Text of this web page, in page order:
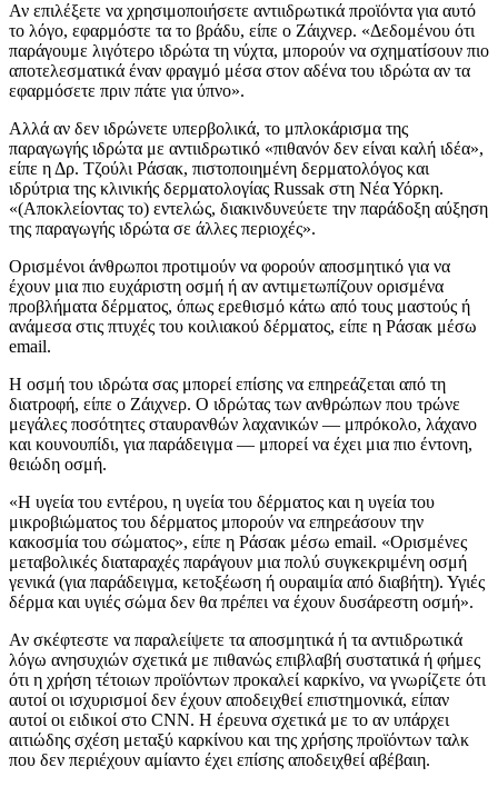
Αν επιλέξετε να χρησιμοποιήσετε αντιιδρωτικά προϊόντα για αυτό
το λόγο, εφαρμόστε τα το βράδυ, είπε ο Ζάιχνερ. «Δεδομένου ότι
παράγουμε λιγότερο ιδρώτα τη νύχτα, μπορούν να σχηματίσουν πιο
αποτελεσματικά έναν φραγμό μέσα στον αδένα του ιδρώτα αν τα
εφαρμόσετε πριν πάτε για ύπνο».
Αλλά αν δεν ιδρώνετε υπερβολικά, το μπλοκάρισμα της
παραγωγής ιδρώτα με αντιιδρωτικό «πιθανόν δεν είναι καλή ιδέα»,
είπε η Δρ. Τζούλι Ράσακ, πιστοποιημένη δερματολόγος και
ιδρύτρια της κλινικής δερματολογίας Russak στη Νέα Υόρκη.
«(Αποκλείοντας το) εντελώς, διακινδυνεύετε την παράδοξη αύξηση
της παραγωγής ιδρώτα σε άλλες περιοχές».
Ορισμένοι άνθρωποι προτιμούν να φορούν αποσμητικό για να
έχουν μια πιο ευχάριστη οσμή ή αν αντιμετωπίζουν ορισμένα
προβλήματα δέρματος, όπως ερεθισμό κάτω από τους μαστούς ή
ανάμεσα στις πτυχές του κοιλιακού δέρματος, είπε η Ράσακ μέσω
email.
Η οσμή του ιδρώτα σας μπορεί επίσης να επηρεάζεται από τη
διατροφή, είπε ο Ζάιχνερ. Ο ιδρώτας των ανθρώπων που τρώνε
μεγάλες ποσότητες σταυρανθών λαχανικών — μπρόκολο, λάχανο
και κουνουπίδι, για παράδειγμα — μπορεί να έχει μια πιο έντονη,
θειώδη οσμή.
«Η υγεία του εντέρου, η υγεία του δέρματος και η υγεία του
μικροβιώματος του δέρματος μπορούν να επηρεάσουν την
κακοσμία του σώματος», είπε η Ράσακ μέσω email. «Ορισμένες
μεταβολικές διαταραχές παράγουν μια πολύ συγκεκριμένη οσμή
γενικά (για παράδειγμα, κετοξέωση ή ουραιμία από διαβήτη). Υγιές
δέρμα και υγιές σώμα δεν θα πρέπει να έχουν δυσάρεστη οσμή».
Αν σκέφτεστε να παραλείψετε τα αποσμητικά ή τα αντιιδρωτικά
λόγω ανησυχιών σχετικά με πιθανώς επιβλαβή συστατικά ή φήμες
ότι η χρήση τέτοιων προϊόντων προκαλεί καρκίνο, να γνωρίζετε ότι
αυτοί οι ισχυρισμοί δεν έχουν αποδειχθεί επιστημονικά, είπαν
αυτοί οι ειδικοί στο CNN. Η έρευνα σχετικά με το αν υπάρχει
αιτιώδης σχέση μεταξύ καρκίνου και της χρήσης προϊόντων ταλκ
που δεν περιέχουν αμίαντο έχει επίσης αποδειχθεί αβέβαιη.